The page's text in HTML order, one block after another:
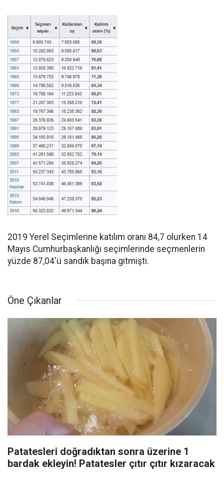
2019 Yerel Seçimlerine katılım oranı 84,7 olurken 14
Mayıs Cumhurbaşkanlığı seçimlerinde seçmenlerin
yüzde 87,04'ü sandık başına gitmişti.
Öne Çıkanlar
Patatesleri doğradıktan sonra üzerine 1
bardak ekleyin! Patatesler çıtır çıtır kızaracak